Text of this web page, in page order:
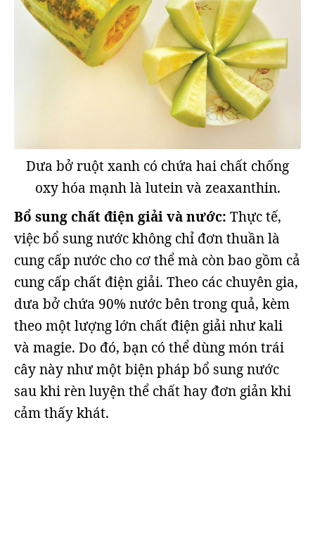
Dưa bở ruột xanh có chứa hai chất chống
oxy hóa mạnh là lutein và zeaxanthin.
Bổ sung chất điện giải và nước: Thực tế,
việc bổ sung nước không chỉ đơn thuần là
cung cấp nước cho cơ thể mà còn bao gồm cả
cung cấp chất điện giải. Theo các chuyên gia,
dưa bở chứa 90% nước bên trong quả, kèm
theo một lượng lớn chất điện giải như kali
và magie. Do đó, bạn có thể dùng món trái
cây này như một biện pháp bổ sung nước
sau khi rèn luyện thể chất hay đơn giản khi
cảm thấy khát.